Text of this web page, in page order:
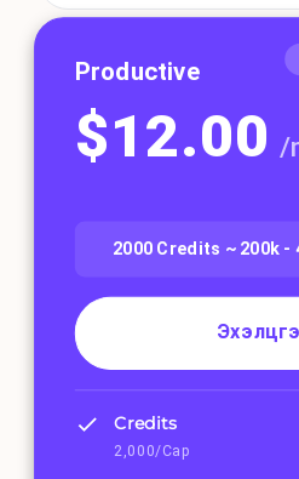
Productive
$12.00 /
2000 Credits ~ 200k -
Credits
2,000/Сар